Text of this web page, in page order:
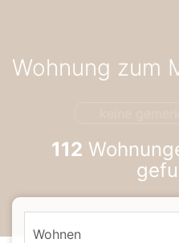
zur
Navigation
Wohnung zum
112
Wohnen